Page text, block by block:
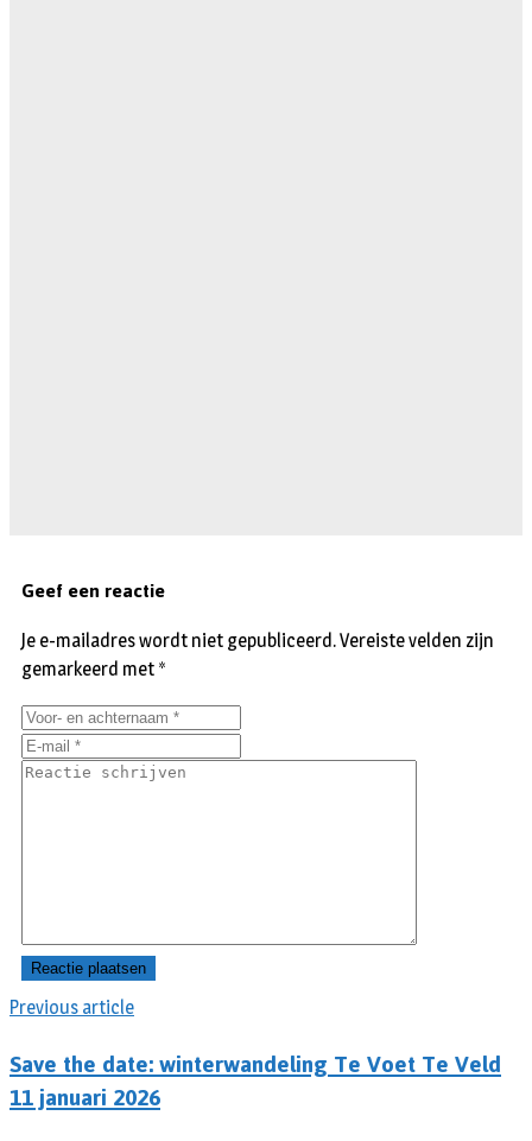
Previous article
Save the date: winterwandeling Te Voet Te Veld
11 januari 2026
Geef een reactie
Je e-mailadres wordt niet gepubliceerd.Vereiste velden zijn
gemarkeerd met *